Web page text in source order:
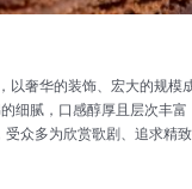
奢华的装饰、宏大的规模
腻，口感醇厚且层次丰富
众多为欣赏歌剧、追求精